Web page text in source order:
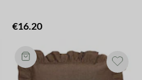
€16.20